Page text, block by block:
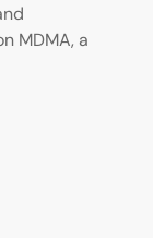
MDMA, a